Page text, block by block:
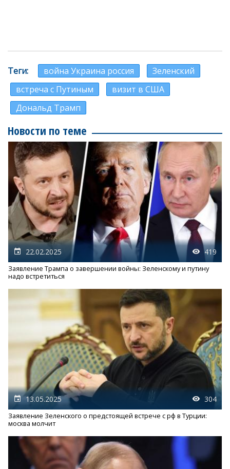
Теги война Украина россия
Зеленский
встреча с Путиным
визит в США
Дональд Трамп
Новости по теме
22.02.2025 419
Заявление Трампа о завершении войны: Зеленскому и путину
надо встретиться
13.05.2025 304
Заявление Зеленского о предстоящей встрече с рф в Турции:
москва молчит